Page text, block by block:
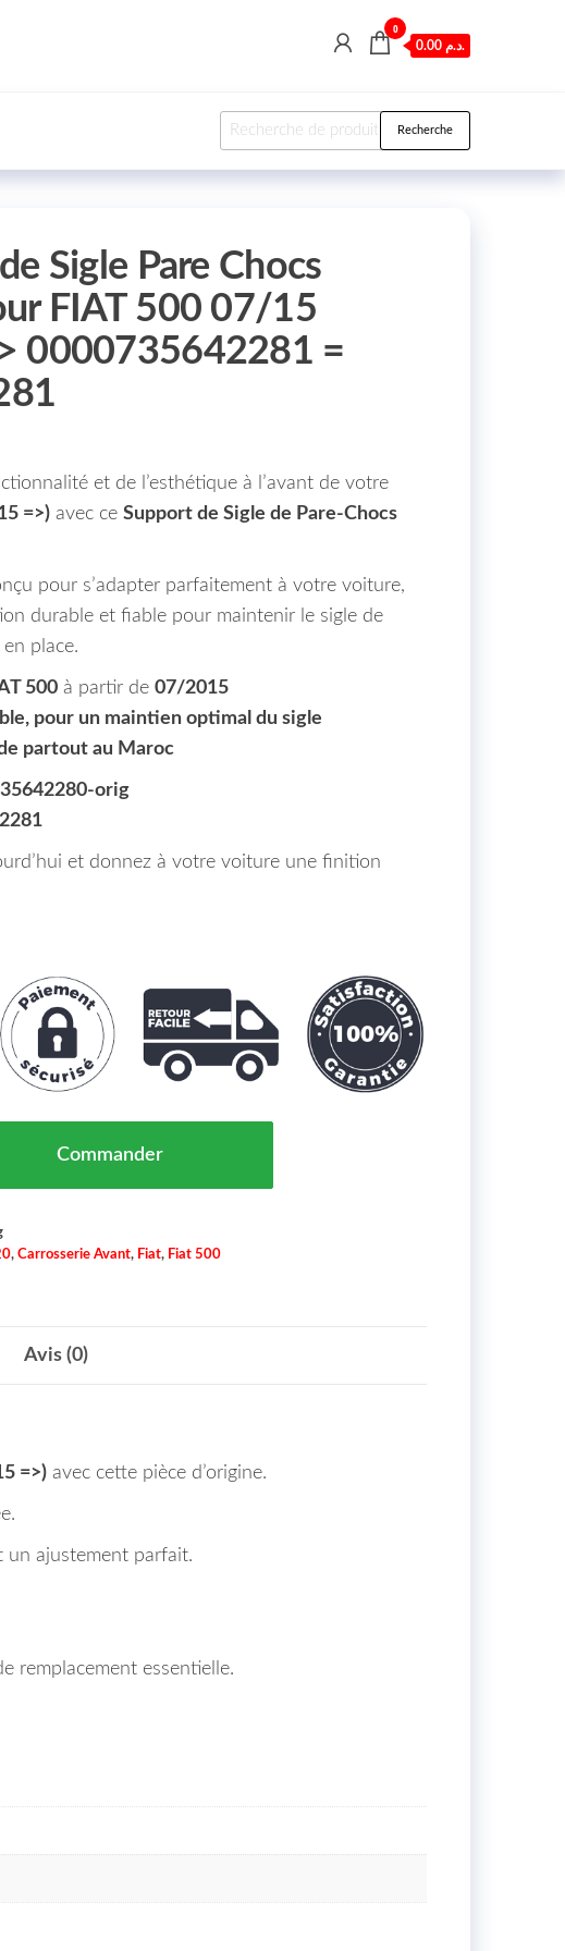
0
0.00 د.م.
Recherche pour : Recherche
Sigle Pare Chocs
FIAT 500 07/15
0000735642281 =
et de l’esthétique à l’avant de votre
=>)avec ce Support de Sigle de Pare-Chocs
pour s’adapter parfaitement à votre voiture,
durable et fiable pour maintenir le sigle de
place.
500à partir de 07/2015
pour un maintien optimal du sigle
partout au Maroc
orig
et donnez à votre voiture une finition
Commander
, Carrosserie Avant, Fiat, Fiat 500
Avis (0)
=>) avec cette pièce d’origine.
un ajustement parfait.
remplacement essentielle.